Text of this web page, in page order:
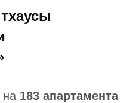
на 183 апартамента